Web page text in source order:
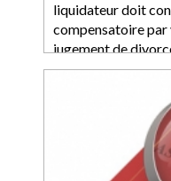
liquidateur doit
compensatoire
jugement de